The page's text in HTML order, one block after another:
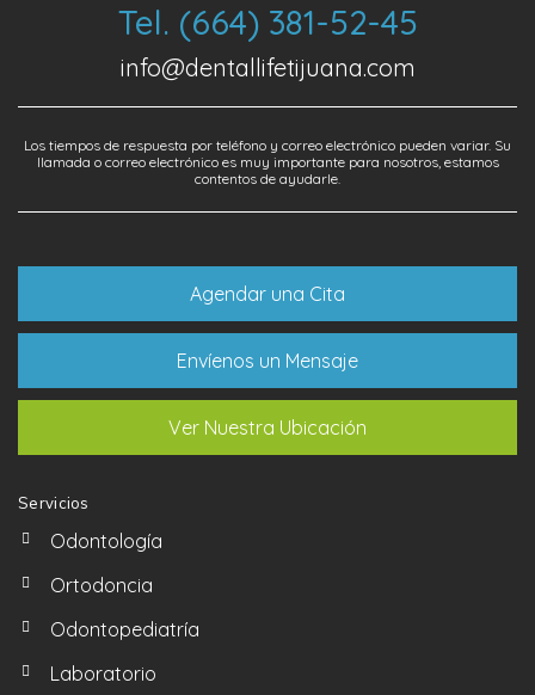
Tel. (664) 381-52-45
info@dentallifetijuana.com
Los tiempos de respuesta por teléfono y correo electrónico pueden variar. Su
llamada o correo electrónico es muy importante para nosotros, estamos
contentos de ayudarle.
Agendar una Cita
Envíenos un Mensaje
Ver Nuestra Ubicación
Servicios
Odontología
Ortodoncia
Odontopediatría
Laboratorio